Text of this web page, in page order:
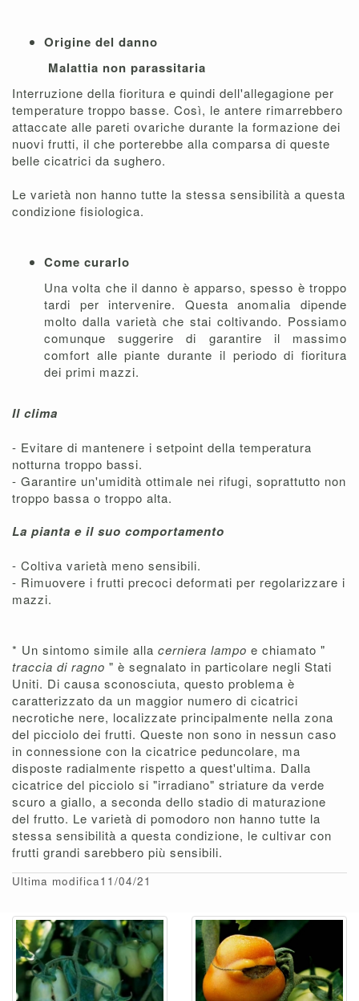
Origine del danno
Malattia non parassitaria
Interruzione della fioritura e quindi dell'allegagione per
temperature troppo basse. Così, le antere rimarrebbero
attaccate alle pareti ovariche durante la formazione dei
nuovi frutti, il che porterebbe alla comparsa di queste
belle cicatrici da sughero.
Le varietà non hanno tutte la stessa sensibilità a questa
condizione fisiologica.
Come curarlo
Una volta che il danno è apparso, spesso è troppo
tardi per intervenire. Questa anomalia dipende
molto dalla varietà che stai coltivando. Possiamo
comunque suggerire di garantire il massimo
comfort alle piante durante il periodo di fioritura
dei primi mazzi.
Il clima
- Evitare di mantenere i setpoint della temperatura
notturna troppo bassi.
- Garantire un'umidità ottimale nei rifugi, soprattutto non
troppo bassa o troppo alta.
La pianta e il suo comportamento
- Coltiva varietà meno sensibili.
- Rimuovere i frutti precoci deformati per regolarizzare i
mazzi.
* Un sintomo simile alla cerniera lampo e chiamato "
traccia di ragno " è segnalato in particolare negli Stati
Uniti. Di causa sconosciuta, questo problema è
caratterizzato da un maggior numero di cicatrici
necrotiche nere, localizzate principalmente nella zona
del picciolo dei frutti. Queste non sono in nessun caso
in connessione con la cicatrice peduncolare, ma
disposte radialmente rispetto a quest'ultima. Dalla
cicatrice del picciolo si "irradiano" striature da verde
scuro a giallo, a seconda dello stadio di maturazione
del frutto. Le varietà di pomodoro non hanno tutte la
stessa sensibilità a questa condizione, le cultivar con
frutti grandi sarebbero più sensibili.
Ultima modifica11/04/21